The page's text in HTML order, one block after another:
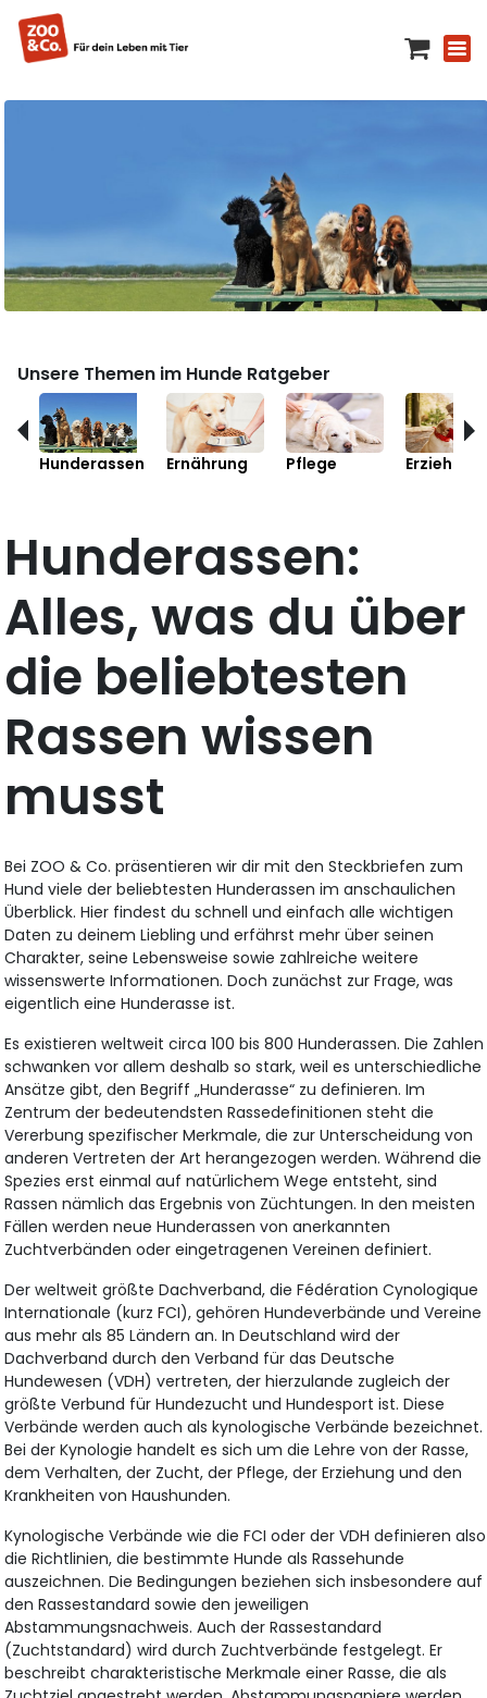
Unsere Themen im Hunde Ratgeber
Hunderassen Ernährung Pflege Erziehung
Hunderassen:
Alles, was du über
die beliebtesten
Rassen wissen
musst
Bei ZOO & Co. präsentieren wir dir mit den Steckbriefen zum
Hund viele der beliebtesten Hunderassen im anschaulichen
Überblick. Hier findest du schnell und einfach alle wichtigen
Daten zu deinem Liebling und erfährst mehr über seinen
Charakter, seine Lebensweise sowie zahlreiche weitere
wissenswerte Informationen. Doch zunächst zur Frage, was
eigentlich eine Hunderasse ist.
Es existieren weltweit circa 100 bis 800 Hunderassen. Die Zahlen
schwanken vor allem deshalb so stark, weil es unterschiedliche
Ansätze gibt, den Begriff „Hunderasse“ zu definieren. Im
Zentrum der bedeutendsten Rassedefinitionen steht die
Vererbung spezifischer Merkmale, die zur Unterscheidung von
anderen Vertreten der Art herangezogen werden. Während die
Spezies erst einmal auf natürlichem Wege entsteht, sind
Rassen nämlich das Ergebnis von Züchtungen. In den meisten
Fällen werden neue Hunderassen von anerkannten
Zuchtverbänden oder eingetragenen Vereinen definiert.
Der weltweit größte Dachverband, die Fédération Cynologique
Internationale (kurz FCI), gehören Hundeverbände und Vereine
aus mehr als 85 Ländern an. In Deutschland wird der
Dachverband durch den Verband für das Deutsche
Hundewesen (VDH) vertreten, der hierzulande zugleich der
größte Verbund für Hundezucht und Hundesport ist. Diese
Verbände werden auch als kynologische Verbände bezeichnet.
Bei der Kynologie handelt es sich um die Lehre von der Rasse,
dem Verhalten, der Zucht, der Pflege, der Erziehung und den
Krankheiten von Haushunden.
Kynologische Verbände wie die FCI oder der VDH definieren also
die Richtlinien, die bestimmte Hunde als Rassehunde
auszeichnen. Die Bedingungen beziehen sich insbesondere auf
den Rassestandard sowie den jeweiligen
Abstammungsnachweis. Auch der Rassestandard
(Zuchtstandard) wird durch Zuchtverbände festgelegt. Er
beschreibt charakteristische Merkmale einer Rasse, die als